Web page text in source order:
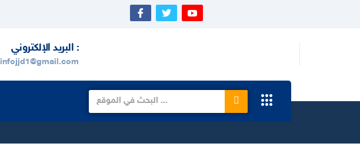
البريد الإلكتروني :
infojjd1@gmail.com